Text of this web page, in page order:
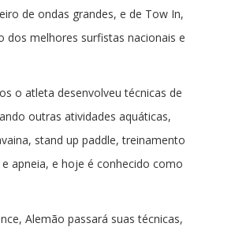
de ondas grandes, e de Tow In,
dos melhores surfistas nacionais e
o atleta desenvolveu técnicas de
outras atividades aquáticas,
stand up paddle, treinamento
apneia, e hoje é conhecido como
Alemão passará suas técnicas,